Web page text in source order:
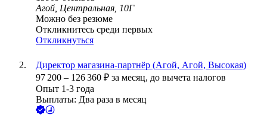
Агой, Центральная, 10Г
Можно без резюме
Откликнитесь среди первых
Откликнуться
Директор магазина-партнёр (Агой, Агой, Высокая)
97 200 – 126 360 ₽ за месяц, до вычета налогов
Опыт 1-3 года
Выплаты: Два раза в месяц